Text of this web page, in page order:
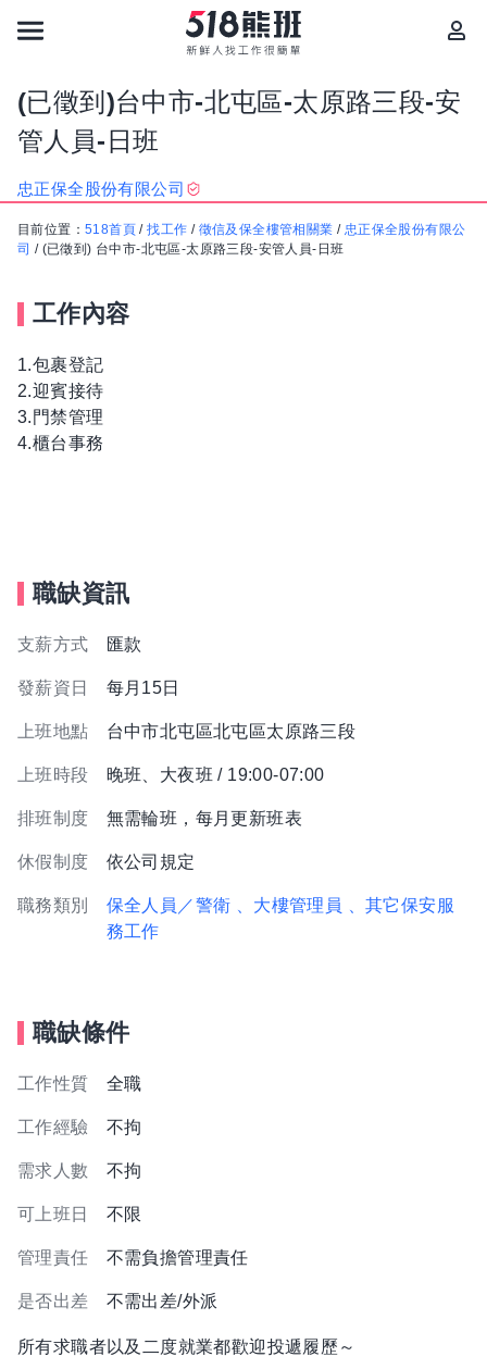
(已徵到)台中市-北屯區-太原路三段-安
管人員-日班
忠正保全股份有限公司
目前位置： 518首頁 /找工作 / 徵信及保全樓管相關業 / 忠正保全股份有限公
司 / (已徵到) 台中市-北屯區-太原路三段-安管人員-日班
工作內容
1.包裹登記
2.迎賓接待
3.門禁管理
4.櫃台事務
職缺資訊
支薪方式 匯款
發薪資日 每月15日
上班地點 台中市北屯區北屯區太原路三段
上班時段 晚班、大夜班 / 19:00-07:00
排班制度 無需輪班，每月更新班表
休假制度 依公司規定
職務類別 保全人員／警衛 、大樓管理員
、其它保安服
務工作
職缺條件
工作性質 全職
工作經驗 不拘
需求人數 不拘
可上班日 不限
管理責任 不需負擔管理責任
是否出差 不需出差/外派
所有求職者以及二度就業都歡迎投遞履歷～